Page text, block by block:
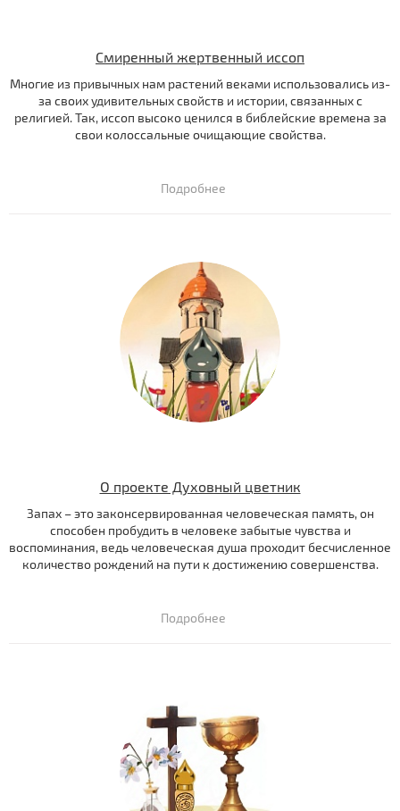
Смиренный жертвенный иссоп
Многие из привычных нам растений веками использовались из-
за своих удивительных свойств и истории, связанных с
религией. Так, иссоп высоко ценился в библейские времена за
свои колоссальные очищающие свойства.
Подробнее
О проекте Духовный цветник
Запах – это законсервированная человеческая память, он
способен пробудить в человеке забытые чувства и
воспоминания, ведь человеческая душа проходит бесчисленное
количество рождений на пути к достижению совершенства.
Подробнее